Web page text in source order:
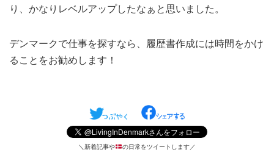
り、かなりレベルアップしたなぁと思いました。
デンマークで仕事を探すなら、履歴書作成には時間をかけ
ることをお勧めします！
＼新着記事や の日常をツイートします／